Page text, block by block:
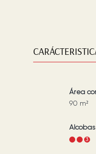
Área
90 m²
Alcobas
3